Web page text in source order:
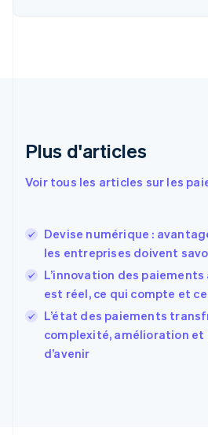
Plus d'articles
Voir tous les articles sur les
Devise numérique :
les entreprises doivent
L’innovation des paiements
est réel, ce qui compte et
L’état des paiements
complexité, amélioration et
d’avenir
EnglishFrançais
English
Émirats arabes unis
Estonie
États-Unis
EnglishEspañol 简体中文
Finlande
France
FrançaisEnglish
Gibraltar